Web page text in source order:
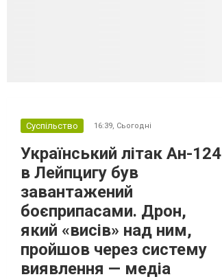
Суспільство 16:39, Сьогодні
Український літак Ан-124
в Лейпцигу був
завантажений
боєприпасами. Дрон,
який «висів» над ним,
пройшов через систему
виявлення — медіа